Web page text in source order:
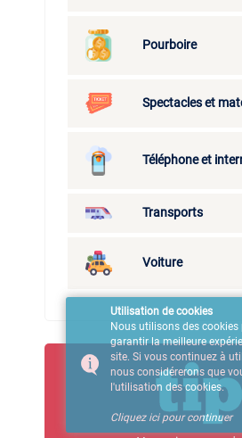
Pourboire
Spectacles et
Téléphone et
Transports
Voiture
Utilisation de cookies
Nous utilisons des cookies
garantir la meilleure
site. Si vous continuez à
nous considérerons que
l'utilisation des cookies.
Cliquez ici pour continuer